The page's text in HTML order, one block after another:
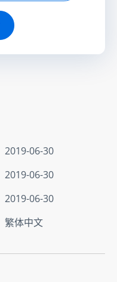
2019-06-30
2019-06-30
2019-06-30
繁体中文